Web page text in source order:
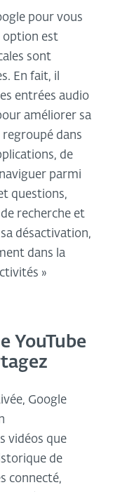
pour vous
option est
sont
En fait, il
entrées audio
améliorer sa
regroupé dans
de
parmi
questions,
recherche et
désactivation,
dans la
»
YouTube
Google
vidéos que
de
connecté,